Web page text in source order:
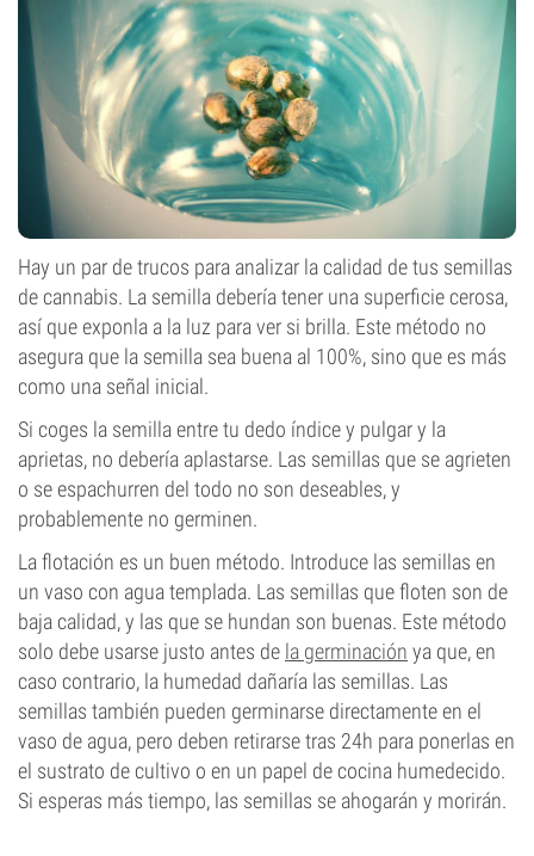
Hay un par de trucos para analizar la calidad de tus semillas
de cannabis. La semilla debería tener una superficie cerosa,
así que exponla a la luz para ver si brilla. Este método no
asegura que la semilla sea buena al 100%, sino que es más
como una señal inicial.
Si coges la semilla entre tu dedo índice y pulgar y la
aprietas, no debería aplastarse. Las semillas que se agrieten
o se espachurren del todo no son deseables, y
probablemente no germinen.
La flotación es un buen método. Introduce las semillas en
un vaso con agua templada. Las semillas que floten son de
baja calidad, y las que se hundan son buenas. Este método
solo debe usarse justo antes de la germinación ya que, en
caso contrario, la humedad dañaría las semillas. Las
semillas también pueden germinarse directamente en el
vaso de agua, pero deben retirarse tras 24h para ponerlas en
el sustrato de cultivo o en un papel de cocina humedecido.
Si esperas más tiempo, las semillas se ahogarán y morirán.